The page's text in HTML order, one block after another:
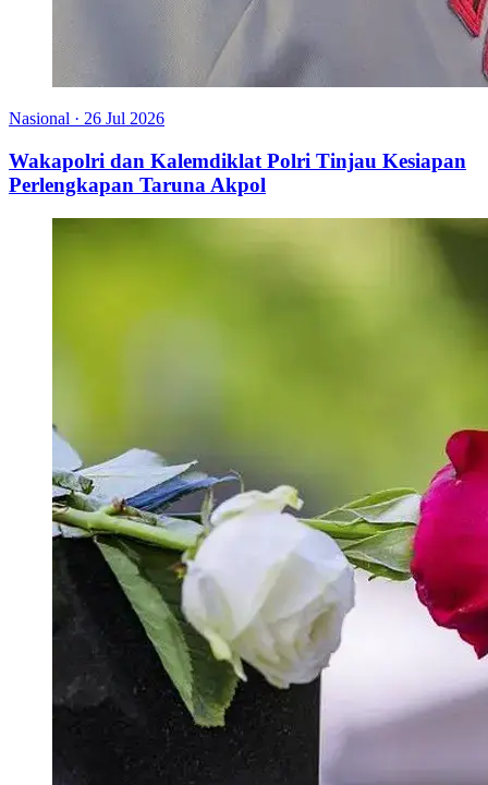
Nasional · 26 Jul 2026
Wakapolri dan Kalemdiklat Polri Tinjau Kesiapan
Perlengkapan Taruna Akpol